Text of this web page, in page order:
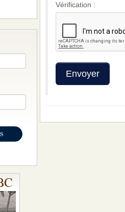
Vérification :